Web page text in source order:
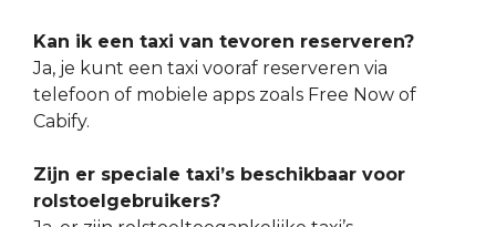
Kan ik een taxi van tevoren reserveren?
Ja, je kunt een taxi vooraf reserveren via
telefoon of mobiele apps zoals Free Now of
Cabify.
Zijn er speciale taxi’s beschikbaar voor
rolstoelgebruikers?